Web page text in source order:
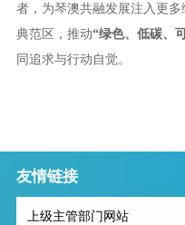
者，为琴澳共融发展注入更
典范区，推动“绿色、低碳、
同追求与行动自觉。
友情链接
上级主管部门网站